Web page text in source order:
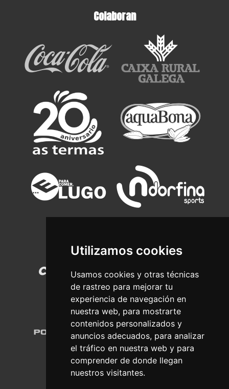
Utilizamos cookies
Usamos cookies y otras técnicas
de rastreo para mejorar tu
experiencia de navegación en
nuestra web, para mostrarte
contenidos personalizados y
anuncios adecuados, para analizar
el tráfico en nuestra web y para
comprender de donde llegan
nuestros visitantes.
Colaboran